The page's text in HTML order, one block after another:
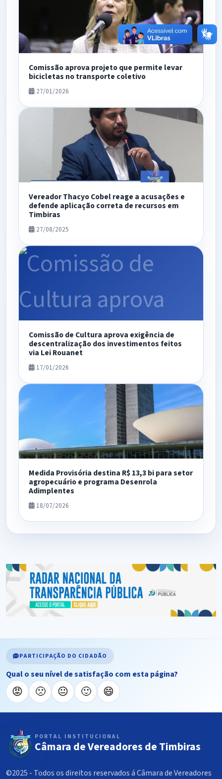
Comissão aprova projeto que permite levar
bicicletas no transporte coletivo
27/01/2026
Vereador Thacyo Cobel reage a acusações e
defende aplicação correta de recursos em
Timbiras
27/08/2025
Comissão de Cultura aprova exigência de
descentralização dos investimentos feitos
via Lei Rouanet
17/01/2026
Medida Provisória destina R$ 13,3 bi para setor
agropecuário e programa Desenrola
Adimplentes
18/07/2026
PARTICIPAÇÃO DO CIDADÃO
Qual o seu nível de satisfação com esta página?
😡 🙁 😐 🙂 😄
PORTAL INSTITUCIONAL
Câmara de Vereadores de Timbiras
©2025 - Todos os direitos reservados á Câmara de Vereadores